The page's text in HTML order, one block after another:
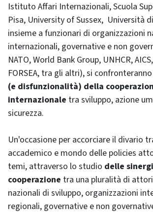
Istituto Affari Internazionali, Scuola
Pisa, University of Sussex, Università
insieme a funzionari di organizzazioni
internazionali, governative e non
NATO, World Bank Group, UNHCR,
FORSEA, tra gli altri), si confronteranno
(e disfunzionalità) della
internazionale tra sviluppo, azione
sicurezza.
Un'occasione per accorciare il divario
accademico e mondo delle policies
temi, attraverso lo studio delle
cooperazione tra una pluralità di
nazionali di sviluppo, organizzazioni
regionali, governative e non